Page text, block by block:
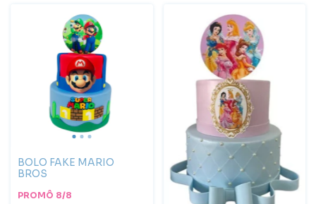
BOLO FAKE MARIO
BROS
PROMÔ 8/8